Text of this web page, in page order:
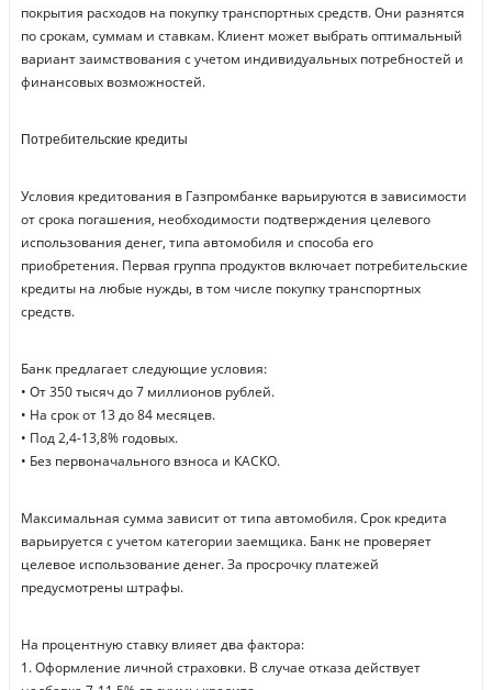
покрытия расходов на покупку транспортных средств. Они разнятся
по срокам, суммам и ставкам. Клиент может выбрать оптимальный
вариант заимствования с учетом индивидуальных потребностей и
финансовых возможностей.
Потребительские кредиты
Условия кредитования в Газпромбанке варьируются в зависимости
от срока погашения, необходимости подтверждения целевого
использования денег, типа автомобиля и способа его
приобретения. Первая группа продуктов включает потребительские
кредиты на любые нужды, в том числе покупку транспортных
средств.
Банк предлагает следующие условия:
• От 350 тысяч до 7 миллионов рублей.
• На срок от 13 до 84 месяцев.
• Под 2,4-13,8% годовых.
• Без первоначального взноса и КАСКО.
Максимальная сумма зависит от типа автомобиля. Срок кредита
варьируется с учетом категории заемщика. Банк не проверяет
целевое использование денег. За просрочку платежей
предусмотрены штрафы.
На процентную ставку влияет два фактора:
1. Оформление личной страховки. В случае отказа действует